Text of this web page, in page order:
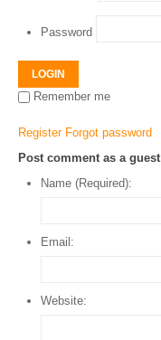
Password
LOGIN
Remember me
Register Forgot password
Post comment as a guest
Name (Required):
Email:
Website: